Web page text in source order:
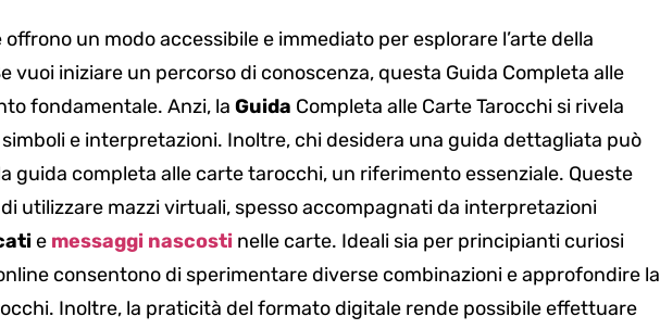
un modo accessibile e immediato per esplorare l’arte della
vuoi iniziare un percorso di conoscenza, questa Guida Completa alle
fondamentale. Anzi, la Guida Completa alle Carte Tarocchi si rivela
e interpretazioni. Inoltre, chi desidera una guida dettagliata può
guida completa alle carte tarocchi, un riferimento essenziale. Queste
utilizzare mazzi virtuali, spesso accompagnati da interpretazioni
e messaggi nascosti nelle carte. Ideali sia per principianti curiosi
consentono di sperimentare diverse combinazioni e approfondire la
Inoltre, la praticità del formato digitale rende possibile effettuare